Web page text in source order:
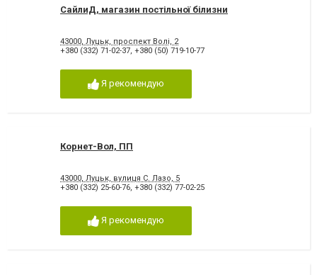
СайлиД, магазин постільної білизни
43000, Луцьк, проспект Волі, 2
+380 (332) 71-02-37, +380 (50) 719-10-77
Я рекомендую
Корнет-Вол, ПП
43000, Луцьк, вулиця С. Лазо, 5
+380 (332) 25-60-76, +380 (332) 77-02-25
Я рекомендую